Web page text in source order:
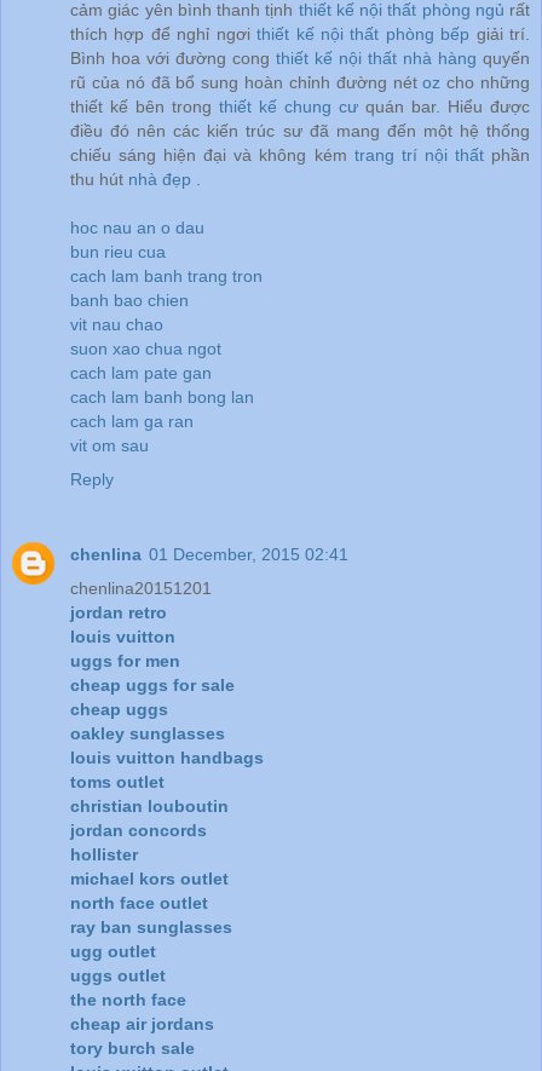
cảm giác yên bình thanh tịnh thiết kế nội thất phòng ngủ rất
thích hợp để nghỉ ngơithiết kế nội thất phòng bếp giải trí.
Bình hoa với đường cong thiết kế nội thất nhà hàng quyến
rũ của nó đã bổ sung hoàn chỉnh đường nétoz cho những
thiết kế bên trong thiết kế chung cư quán bar. Hiểu được
điều đó nên các kiến trúc sư đã mang đến một hệ thống
chiếu sáng hiện đại và không kém trang trí nội thấtphần
thu hút nhà đẹp
hoc nau an o dau
bun rieu cua
cach lam banh trang tron
banh bao chien
vit nau chao
suon xao chua ngot
cach lam pate gan
cach lam banh bong lan
cach lam ga ran
vit om sau
Reply
chenlina 01 December, 2015 02:41
chenlina20151201
jordan retro
louis vuitton
uggs for men
cheap uggs for sale
cheap uggs
oakley sunglasses
louis vuitton handbags
toms outlet
christian louboutin
jordan concords
hollister
michael kors outlet
north face outlet
ray ban sunglasses
ugg outlet
uggs outlet
the north face
cheap air jordans
tory burch sale